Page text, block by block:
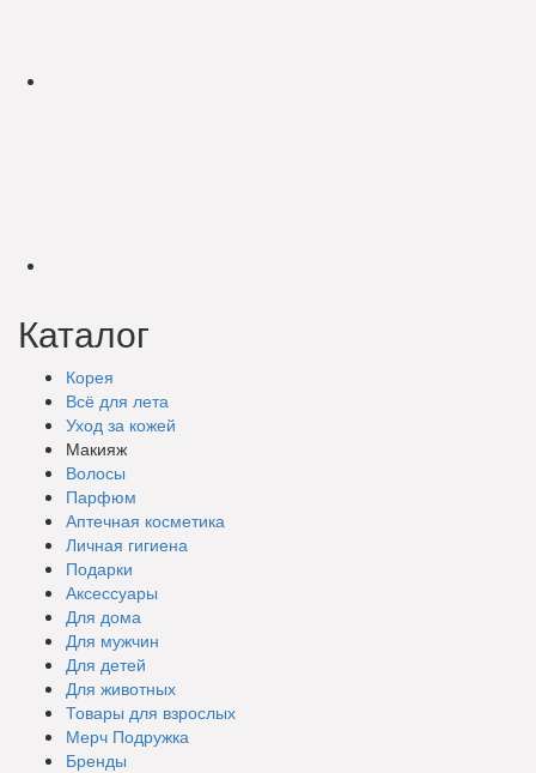
Каталог
Корея
Всё для лета
Уход за кожей
Макияж
Волосы
Парфюм
Аптечная косметика
Личная гигиена
Подарки
Аксессуары
Для дома
Для мужчин
Для детей
Для животных
Товары для взрослых
Мерч Подружка
Бренды